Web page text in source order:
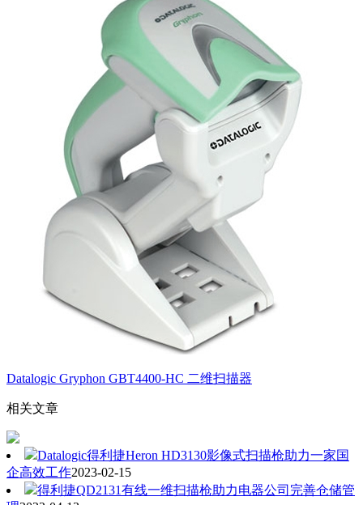
Datalogic Gryphon GBT4400-HC 二维扫描器
相关文章
Datalogic得利捷Heron HD3130影像式扫描枪助力一家国
企高效工作2023-02-15
得利捷QD2131有线一维扫描枪助力电器公司完善仓储管